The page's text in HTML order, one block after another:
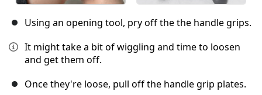
Using an opening tool, pry off the the handle grips.
It might take a bit of wiggling and time to loosen
and get them off.
Once they're loose, pull off the handle grip plates.